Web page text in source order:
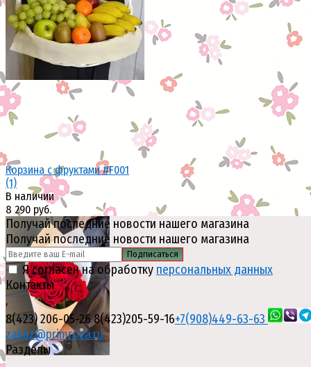
Получай последние новости нашего магазина
Получай последние новости нашего магазина
Подписаться
Я согласен на обработку персональных данных
Контакты
,
8(423) 206-05-268(423)205-59-16+7(908)449-63-63
zakaz@primroza.ru
Разделы